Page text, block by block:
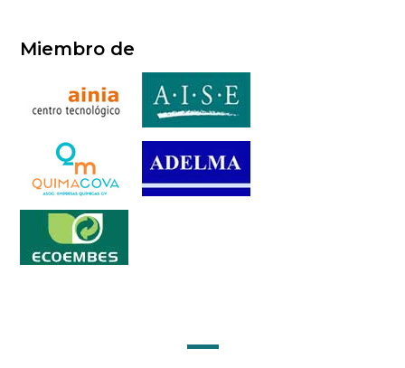
Miembro de